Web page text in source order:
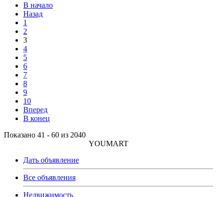
В начало
Назад
1
2
3
4
5
6
7
8
9
10
Вперед
В конец
Показано 41 - 60 из 2040
YOUMART
Дать объявление
Все объявления
Недвижимость